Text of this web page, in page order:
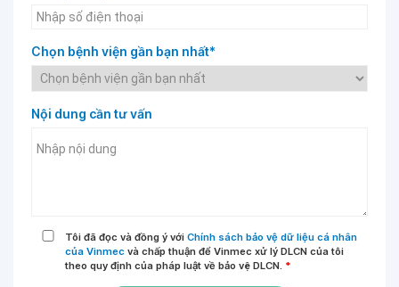
Chọn bệnh viện gần bạn nhất*
Nội dung cần tư vấn
Tôi đã đọc và đồng ý với Chính sách bảo vệ dữ liệu cá nhân
của Vinmec và chấp thuận để Vinmec xử lý DLCN của tôi
theo quy định của pháp luật về bảo vệ DLCN. *